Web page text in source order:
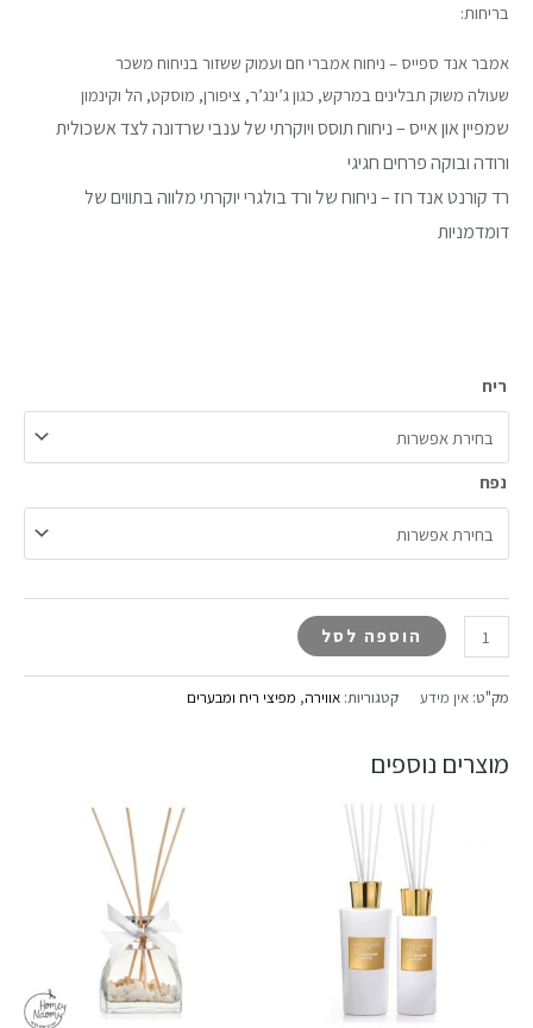
בריחות:
אמבר אנד ספייס – ניחוח אמברי חם ועמוק ששזור בניחוח משכר
שעולה משוק תבלינים במרקש, כגון ג’ינג’ר, ציפורן, מוסקט, הל וקינמון
שמפיין און אייס – ניחוח תוסס ויוקרתי של ענבי שרדונה לצד אשכולית
ורודה ובוקה פרחים חגיגי
רד קורנט אנד רוז – ניחוח של ורד בולגרי יוקרתי מלווה בתווים של
דומדמניות
ריח
נפח
הוספה לסל
מק"ט: אין מידע קטגוריות: אווירה, מפיצי ריח ומבערים
מוצרים נוספים